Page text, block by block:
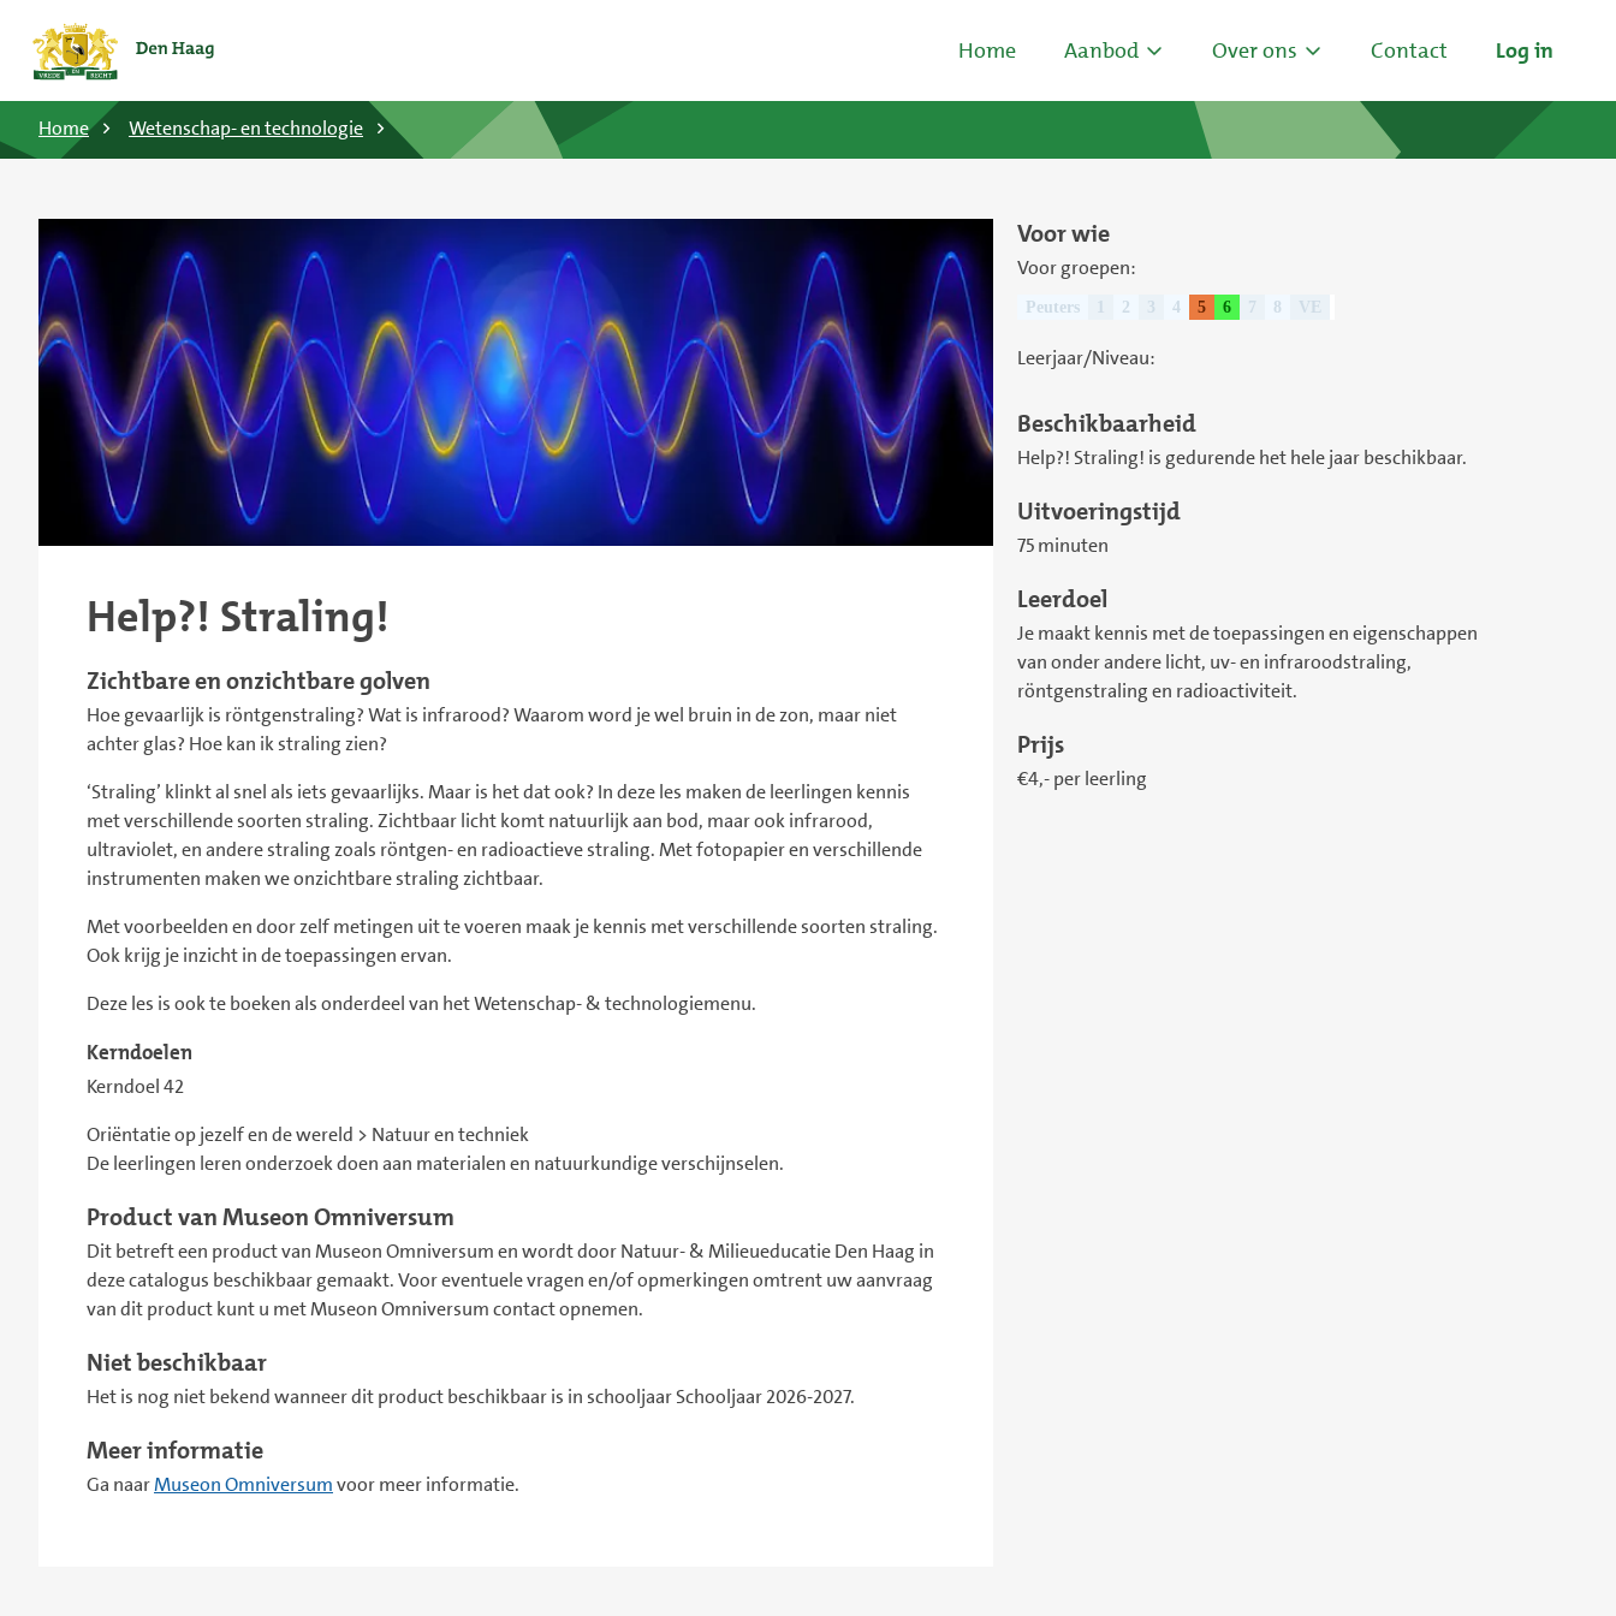
Home Aanbod Over ons Contact Log in
Home Wetenschap- en technologie
Help?! Straling!
Zichtbare en onzichtbare golven
Hoe gevaarlijk is röntgenstraling? Wat is infrarood? Waarom word je wel bruin in de zon, maar niet
achter glas? Hoe kan ik straling zien?
‘Straling’ klinkt al snel als iets gevaarlijks. Maar is het dat ook? In deze les maken de leerlingen kennis
met verschillende soorten straling. Zichtbaar licht komt natuurlijk aan bod, maar ook infrarood,
ultraviolet, en andere straling zoals röntgen- en radioactieve straling. Met fotopapier en verschillende
instrumenten maken we onzichtbare straling zichtbaar.
Met voorbeelden en door zelf metingen uit te voeren maak je kennis met verschillende soorten straling.
Ook krijg je inzicht in de toepassingen ervan.
Deze les is ook te boeken als onderdeel van het Wetenschap- & technologiemenu.
Kerndoelen
Kerndoel 42
Oriëntatie op jezelf en de wereld > Natuur en techniek
De leerlingen leren onderzoek doen aan materialen en natuurkundige verschijnselen.
Product van Museon Omniversum
Dit betreft een product van Museon Omniversum en wordt door Natuur- & Milieueducatie Den Haag in
deze catalogus beschikbaar gemaakt. Voor eventuele vragen en/of opmerkingen omtrent uw aanvraag
van dit product kunt u met Museon Omniversum contact opnemen.
Niet beschikbaar
Het is nog niet bekend wanneer dit product beschikbaar is in schooljaar Schooljaar 2026-2027.
Meer informatie
Ga naarMuseon Omniversumvoor meer informatie.
Voor wie
Voor groepen:
Peuters 2 3 4 5 6 7 8 VE
Leerjaar/Niveau:
Beschikbaarheid
Help?! Straling! is gedurende het hele jaar beschikbaar.
Uitvoeringstijd
75 minuten
Leerdoel
Je maakt kennis met de toepassingen en eigenschappen
van onder andere licht, uv- en infraroodstraling,
röntgenstraling en radioactiviteit.
Prijs
€4,- per leerling